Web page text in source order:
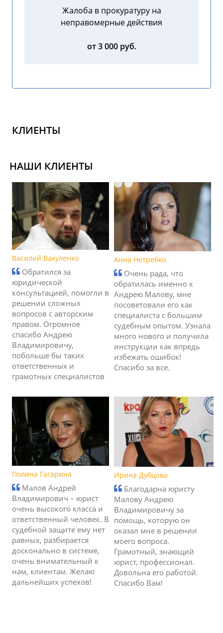
Жалоба в прокуратуру на
неправомерные действия
от 3 000 руб.
КЛИЕНТЫ
НАШИ КЛИЕНТЫ
Василий Вакуленко
Обратился за
юридической
консультацией, помогли в
решении сложных
вопросов с авторским
правом. Огромное
спасибо Андрею
Владимировичу,
побольше бы таких
ответственных и
грамотных специалистов
Анна Нетребко
Очень рада, что
обратилась именно к
Андрею Малову, мне
посоветовали его как
специалиста с большим
судебным опытом. Узнала
много нового и получила
инструкции как впредь
избежать ошибок!
Спасибо за все.
Полина Гагарина
Малов Андрей
Владимирович – юрист
очень высокого класса и
ответственный человек. В
судебной защите ему нет
равных, разбирается
досконально в системе,
очень внимательный к
нам, клиентам. Желаю
дальнейших успехов!
Ирина Дубцова
Благодарна юристу
Малову Андрею
Владимировичу за
помощь, которую он
оказал мне в решении
моего вопроса.
Грамотный, знающий
юрист, профессионал.
Довольна его работой.
Спасибо Вам!